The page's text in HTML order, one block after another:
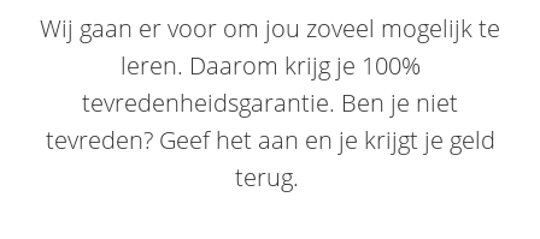
Wij gaan er voor om jou zoveel mogelijk te
leren. Daarom krijg je 100%
tevredenheidsgarantie. Ben je niet
tevreden? Geef het aan en je krijgt je geld
terug.